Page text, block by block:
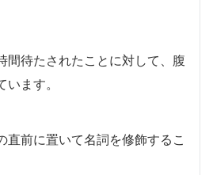
間待たされたことに対して、腹
ます。
直前に置いて名詞を修飾するこ